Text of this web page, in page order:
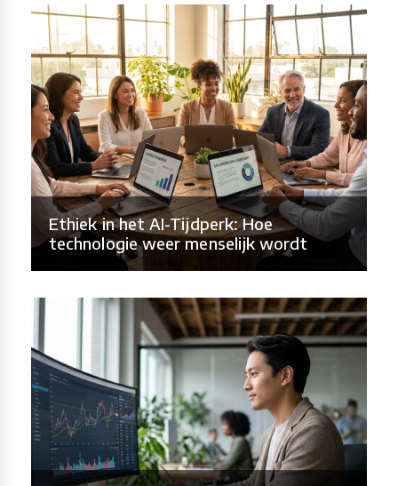
Ethiek in het AI-Tijdperk: Hoe
technologie weer menselijk wordt